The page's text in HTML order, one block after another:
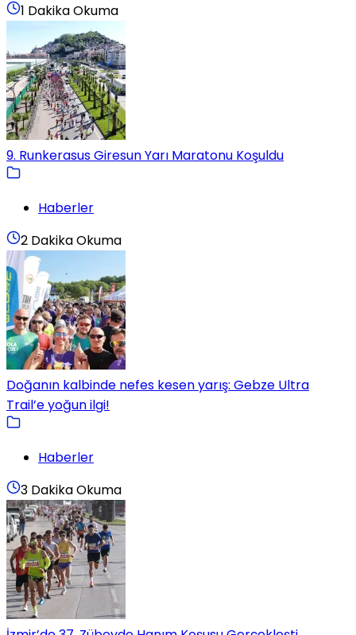
1 Dakika Okuma
9. Runkerasus Giresun Yarı Maratonu Koşuldu
Haberler
2 Dakika Okuma
Doğanın kalbinde nefes kesen yarış: Gebze Ultra
Trail’e yoğun ilgi!
Haberler
3 Dakika Okuma